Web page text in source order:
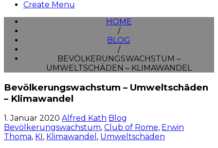
Create Menu
HOME
/
BLOG
/
BEVÖLKERUNGSWACHSTUM –
UMWELTSCHÄDEN – KLIMAWANDEL
Bevölkerungswachstum – Umweltschäden
– Klimawandel
1. Januar 2020 Alfred Kath Blog
Bevölkerungswachstum, Club of Rome, Erwin
Thoma, KI, Klimawandel , Umweltschäden